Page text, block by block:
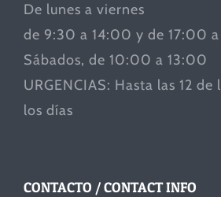
De lunes a viernes
de 9:30 a 14:00 y de 17:00 a
Sábados, de 10:00 a 13:00
URGENCIAS: Hasta las 12
los días
CONTACTO / CONTACT INFO